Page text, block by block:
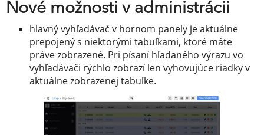
Nové možnosti v administrácii
hlavný vyhľadávač v hornom panely je aktuálne
prepojený s niektorými tabuľkami, ktoré máte
práve zobrazené. Pri písaní hľadaného výrazu vo
vyhľadávači rýchlo zobrazí len vyhovujúce riadky v
aktuálne zobrazenej tabuľke.